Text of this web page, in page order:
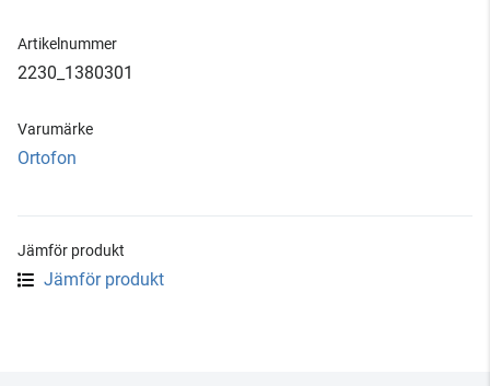
Artikelnummer
2230_1380301
Varumärke
Ortofon
Jämför produkt
Jämför produkt